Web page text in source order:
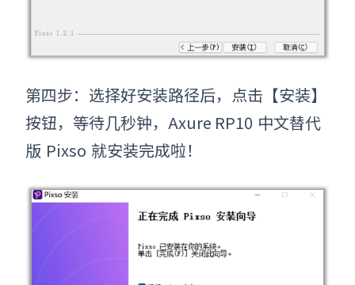
第四步：选择好安装路径后，点击【安装】
按钮，等待几秒钟， Axure RP10 中文替代
版 Pixso 就安装完成啦！